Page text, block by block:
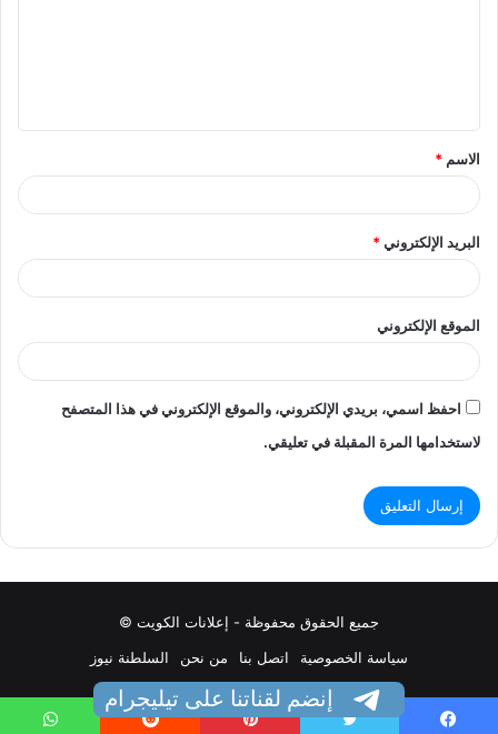
ق
*
الاسم *
البريد الإلكتروني*
الموقع الإلكتروني
احفظ اسمي، بريدي الإلكتروني، والموقع الإلكتروني في هذا المتصفح
لاستخدامها المرة المقبلة في تعليقي.
جميع الحقوق محفوظة - إعلانات الكويت ©
سياسة الخصوصية
اتصل بنا من نحن السلطنة نيوز
إنضم لقناتنا على تيليجرام